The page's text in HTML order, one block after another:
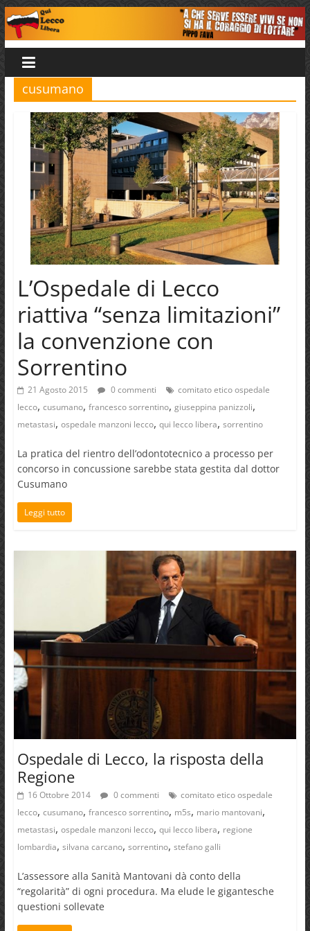
Salta
al
contenuto
Qui
Lecco
Libera
cusumano
L’Ospedale di Lecco
riattiva “senza limitazioni”
la convenzione con
Sorrentino
21 Agosto 2015 0 commenti
comitato etico ospedale
lecco, cusumano, francesco sorrentino, giuseppina panizzoli,
metastasi, ospedale manzoni lecco, qui lecco libera, sorrentino
La pratica del rientro dell’odontotecnico a processo per
concorso in concussione sarebbe stata gestita dal dottor
Cusumano
Leggi tutto
Ospedale di Lecco, la risposta della
Regione
16 Ottobre 2014 0 commenti
comitato etico ospedale
lecco, cusumano, francesco sorrentino, m5s, mario mantovani,
metastasi, ospedale manzoni lecco, qui lecco libera, regione
lombardia, silvana carcano, sorrentino, stefano galli
L’assessore alla Sanità Mantovani dà conto della
“regolarità” di ogni procedura. Ma elude le gigantesche
questioni sollevate